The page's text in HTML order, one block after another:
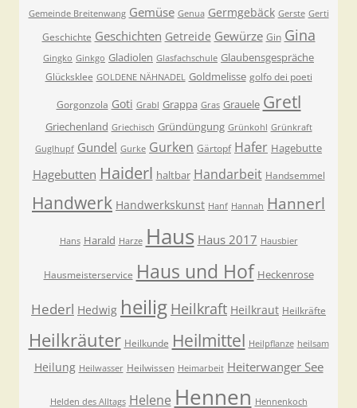
Gemeinde Breitenwang Gemüse Genua Germgebäck Gerste Gerti
Geschichte Geschichten Getreide Gewürze Gin Gina
Gingko Ginkgo Gladiolen Glasfachschule Glaubensgespräche
Glücksklee GOLDENE NÄHNADEL Goldmelisse golfo dei poeti
Gorgonzola Goti Grabl Grappa Gras Grauele Gretl
Griechenland Griechisch Gründüngung Grünkohl Grünkraft
Guglhupf Gundel Gurke Gurken Gärtopf Hafer Hagebutte
Hagebutten Haiderl haltbar Handarbeit Handsemmel
Handwerk Handwerkskunst Hanf Hannah Hannerl
Hans Harald Harze Haus Haus 2017 Hausbier
Hausmeisterservice Haus und Hof Heckenrose
Hederl Hedwig heilig Heilkraft Heilkraut Heilkräfte
Heilkräuter Heilkunde Heilmittel Heilpflanze heilsam
Heilung Heilwasser Heilwissen Heimarbeit Heiterwanger See
Helden des Alltags Helene Hennen Hennenkoch